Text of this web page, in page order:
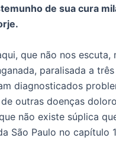
de sua cura
que não nos escuta,
paralisada a
diagnosticados
outras doenças
não existe súplica
São Paulo no capítulo